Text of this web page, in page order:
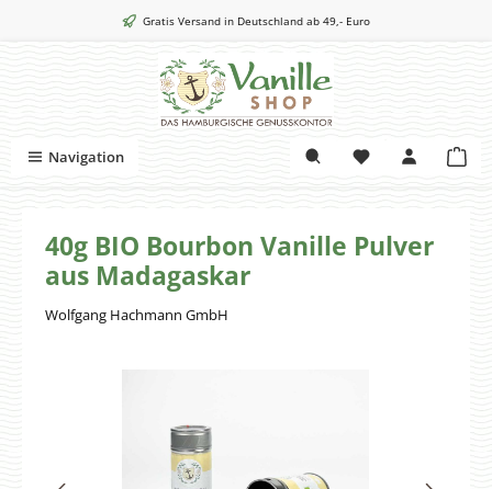
Zum Hauptinhalt springenGratis Versand in Deutschland ab 49,- Euro
Navigation
40g BIO Bourbon Vanille Pulver
aus Madagaskar
Wolfgang Hachmann GmbH